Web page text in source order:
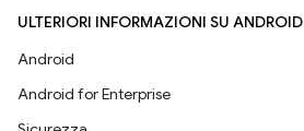
ULTERIORI INFORMAZIONI SU ANDROID
Android
Android for Enterprise